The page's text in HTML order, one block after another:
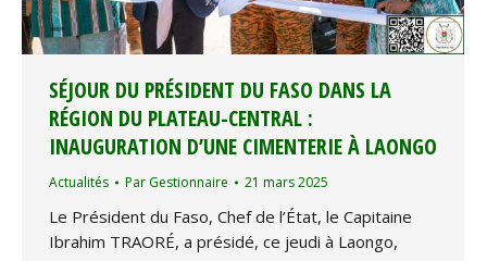
SÉJOUR DU PRÉSIDENT DU FASO DANS LA
RÉGION DU PLATEAU-CENTRAL :
INAUGURATION D’UNE CIMENTERIE À LAONGO
Actualités Par Gestionnaire 21 mars 2025
Le Président du Faso, Chef de l’État, le Capitaine
Ibrahim TRAORÉ, a présidé, ce jeudi à Laongo,